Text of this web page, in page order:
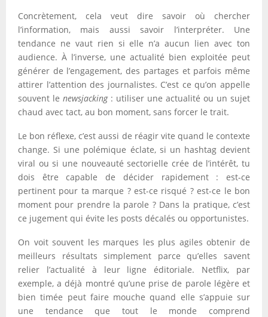
Concrètement, cela veut dire savoir où chercher
l’information, mais aussi savoir l’interpréter. Une
tendance ne vaut rien si elle n’a aucun lien avec ton
audience. À l’inverse, une actualité bien exploitée peut
générer de l’engagement, des partages et parfois même
attirer l’attention des journalistes. C’est ce qu’on appelle
souvent le newsjacking: utiliser une actualité ou un sujet
chaud avec tact, au bon moment, sans forcer le trait.
Le bon réflexe, c’est aussi de réagir vite quand le contexte
change. Si une polémique éclate, si un hashtag devient
viral ou si une nouveauté sectorielle crée de l’intérêt, tu
dois être capable de décider rapidement : est-ce
pertinent pour ta marque ? est-ce risqué ? est-ce le bon
moment pour prendre la parole ? Dans la pratique, c’est
ce jugement qui évite les posts décalés ou opportunistes.
On voit souvent les marques les plus agiles obtenir de
meilleurs résultats simplement parce qu’elles savent
relier l’actualité à leur ligne éditoriale. Netflix, par
exemple, a déjà montré qu’une prise de parole légère et
bien timée peut faire mouche quand elle s’appuie sur
une tendance que tout le monde comprend